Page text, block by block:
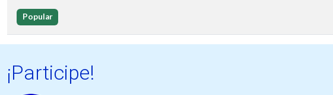
Popular
¡Participe!